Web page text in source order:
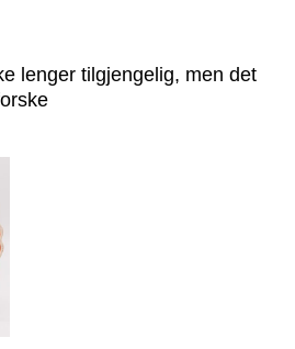
lenger tilgjengelig, men det